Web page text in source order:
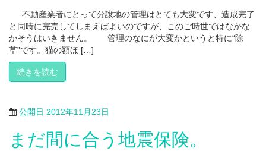
不動産業者にとって分譲地の管理はとても大変です、造成完了
と同時に完売してしまえばよいのですが、このご時世ではなかな
かそうはいきません。 管理のなにが大変かというと特に“除
草”です。猫の額ほ […]
続きを読む
公開日 2012年11月23日
まだ間に合う地震保険。